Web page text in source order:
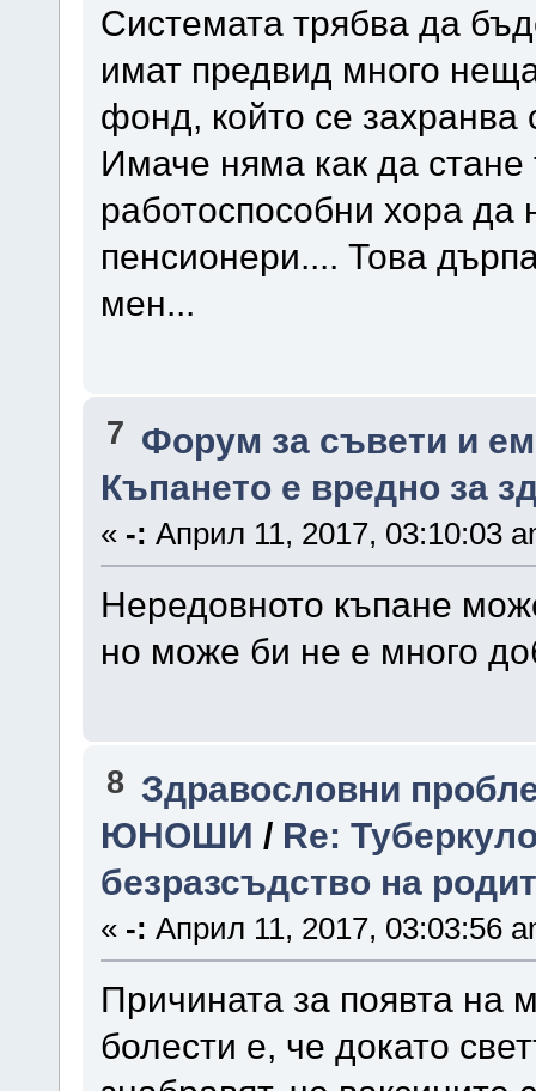
Системата трябва да
имат предвид много
фонд, който се захранва
Имаче няма как да
работоспособни хора да
пенсионери.... Това
мен...
7 Форум за съвети и
Къпането е вредно за
« -: Април 11, 2017, 03:10:03
Нередовното къпане
но може би не е много
8 Здравословни
ЮНОШИ / Re:
безразсъдство на
« -: Април 11, 2017, 03:03:56
Причината за появта на
болести е, че докато